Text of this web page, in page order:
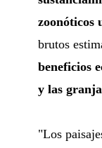
zoonóticos
brutos
beneficios
y las
"Los